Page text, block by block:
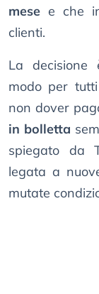
mese e che
clienti.
La decisione
modo per
non dover
in bolletta
spiegato da
legata a
mutate